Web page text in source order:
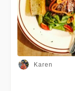
Karen